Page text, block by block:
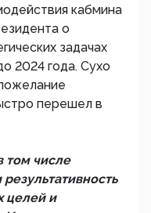
кабмина
о
задачах
2024 года. Сухо
перешел в
том числе
целей и